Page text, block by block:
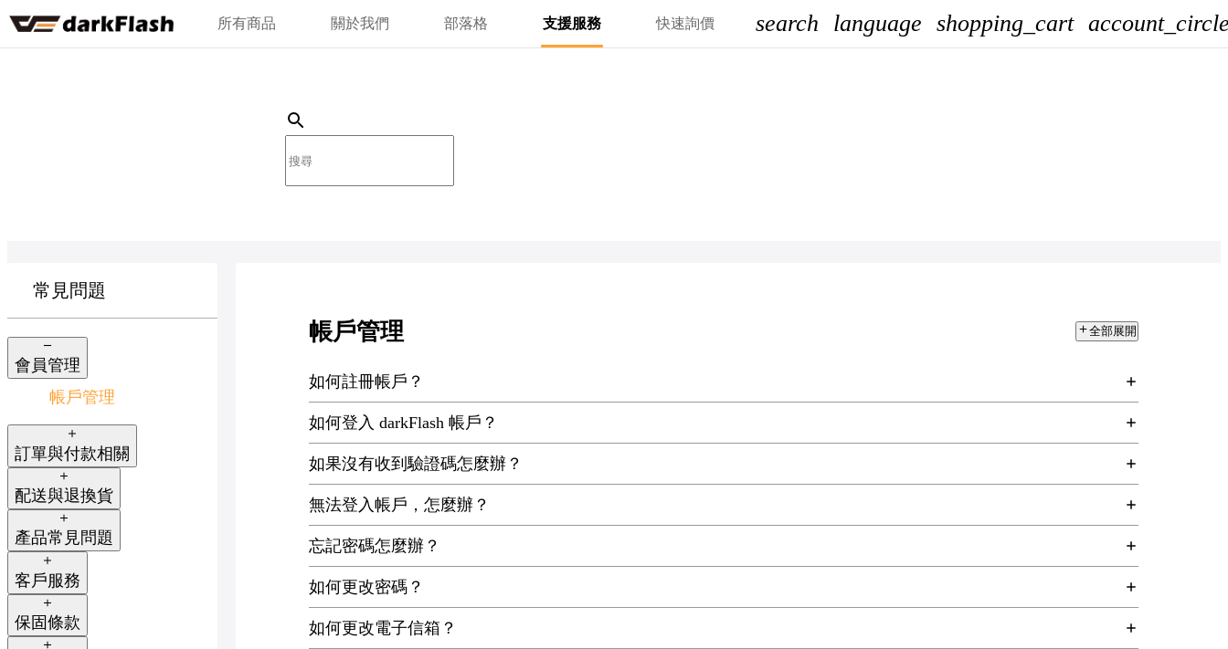
所有商品 關於我們 部落格 支援服務 快速詢價 search language shopping_cart
常見問題
會員管理
帳戶管理
訂單與付款相關
配送與退換貨
產品常見問題
客戶服務
保固條款
帳戶管理 全部展開
如何註冊帳戶？
如何登入 darkFlash 帳戶？
如果沒有收到驗證碼怎麼辦？
無法登入帳戶，怎麼辦？
忘記密碼怎麼辦？
如何更改密碼？
如何更改電子信箱？